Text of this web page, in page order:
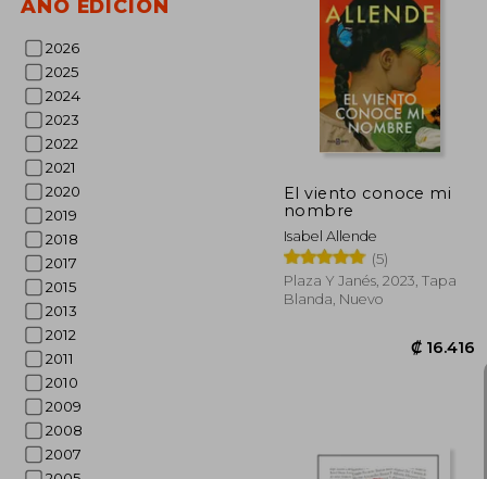
AÑO EDICIÓN
2026
2025
2024
2023
2022
2021
2020
2019
2018
2017
2015
2013
2012
2011
2010
2009
2008
2007
El viento conoce mi
nombre
Isabel Allende
(5)
Plaza Y Janés, 2023, Tapa
Blanda, Nuevo